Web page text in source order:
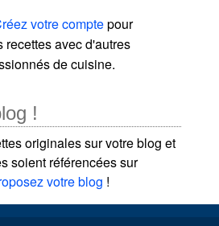
votre comptepour
recettes avec d'autres
de cuisine.
!
originales sur votre blog et
soient référencées sur
votre blog !